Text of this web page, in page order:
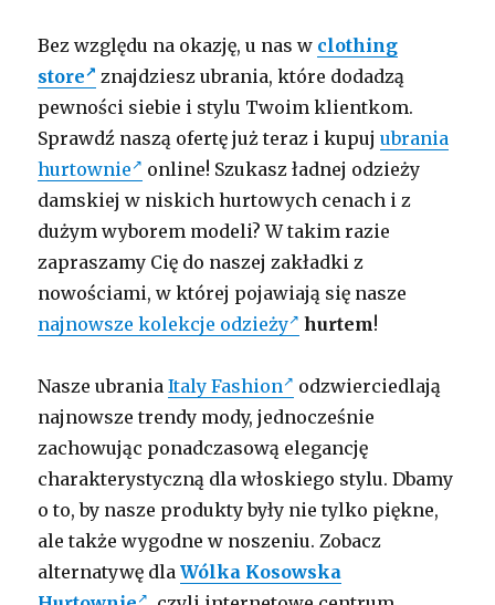
Bez względu na okazję, u nas w clothing
store
znajdziesz ubrania, które dodadzą
pewności siebie i stylu Twoim klientkom.
Sprawdź naszą ofertę już teraz i kupujubrania
hurtownie
online! Szukasz ładnej odzieży
damskiej w niskich hurtowych cenach i z
dużym wyborem modeli? W takim razie
zapraszamy Cię do naszej zakładki z
nowościami, w której pojawiają się nasze
najnowsze kolekcje odzieży
hurtem!
Nasze ubraniaItaly Fashion
odzwierciedlają
najnowsze trendy mody, jednocześnie
zachowując ponadczasową elegancję
charakterystyczną dla włoskiego stylu. Dbamy
o to, by nasze produkty były nie tylko piękne,
ale także wygodne w noszeniu. Zobacz
alternatywę dlaWólka Kosowska